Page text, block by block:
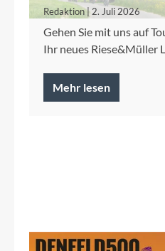
Redaktion | 2. Juli 2026
Gehen Sie mit uns auf
Ihr neues Riese&Müller
Mehr lesen